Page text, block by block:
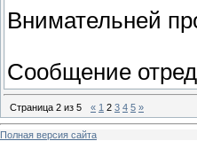
Внимательней
Сообщение
Страница 2 из 5 « 1 2 3 4 5 »
Полная версия сайта